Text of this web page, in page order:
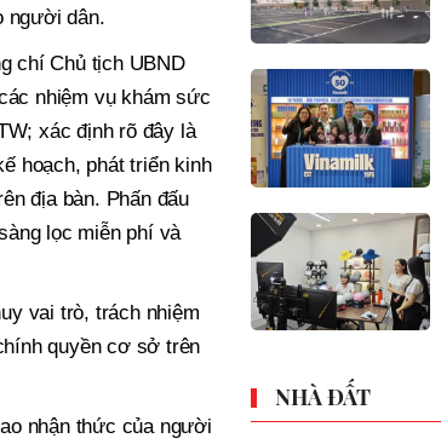
người dân.
chí Chủ tịch UBND
nhiệm vụ khám sức
xác định rõ đây là
hoạch, phát triển kinh
địa bàn. Phấn đấu
lọc miễn phí và
vai trò, trách nhiệm
quyền cơ sở trên
nhận thức của người
NHÀ ĐẤT